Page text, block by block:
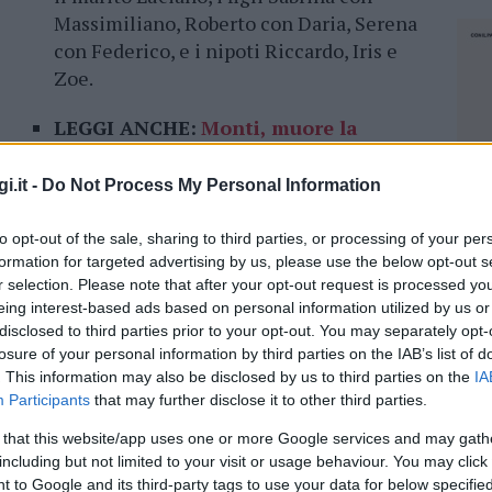
- Do Not Process My Personal Information
opt-out of the sale, sharing to third parties, or processing of your
for targeted advertising by us, please use the below opt-out
selection. Please note that after your opt-out request is processed
interest-based ads based on personal information utilized by us
to third parties prior to your opt-out. You may separately
of your personal information by third parties on the IAB’s list of
This information may also be disclosed by us to third parties on the
Participants that may further disclose it to other third parties.
that this website/app uses one or more Google services and may
but not limited to your visit or usage behaviour. You may
to Google and its third-party tags to use your data for below
Massimiliano, Roberto con Daria, Serena
con Federico, e i nipoti Riccardo, Iris e
Zoe.
LEGGI ANCHE: Monti, muore la
scomparso: aveva 105 anni
alle ore 10 nellachiesa parrocchiale di
dall’ospedaleGiovanni Paolo II. Dopo
al tempio crematorio per la
unisce al dolore della famiglia in questo